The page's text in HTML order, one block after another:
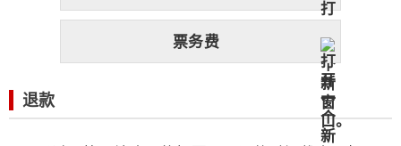
票务费
退款